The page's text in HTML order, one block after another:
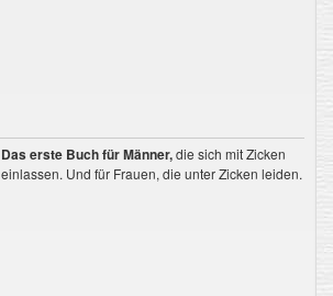
Das erste Buch für Männer,die sich mit Zicken
einlassen. Und für Frauen, die unter Zicken leiden.